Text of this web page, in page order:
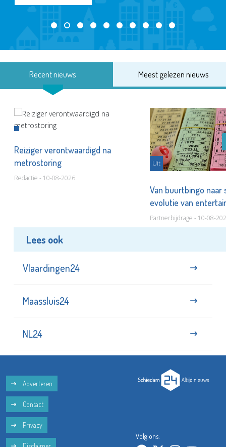
Recent nieuws Meest gelezen nieuws
Reiziger verontwaardigd na
metrostoring
Redactie - 10-08-2026
Uit
Van buurtbingo naar
evolutie van
Partnerbijdrage - 10-08-
Lees ook
Vlaardingen24
Maassluis24
NL24
Adverteren
Contact
Privacy
Volg ons: